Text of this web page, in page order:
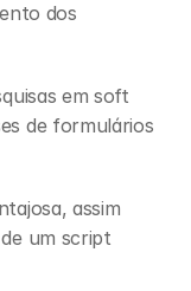
dos
em soft
de formulários
assim
um script